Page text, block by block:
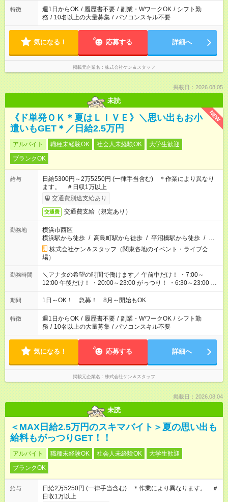
特徴 週1日からOK / 履歴書不要 / 副業・WワークOK / シフト勤
務 / 10名以上の大量募集 / パソコンスキル不要
気になる！ 応募する 詳細へ
掲載元企業名 株式会社ケン＆スタッフ
掲載日：2026.08.05
未読
NEW
《ド単発ＯＫ＊夏はＬＩＶＥ》＼思い出もお小
遣いもGET＊／日給2.5万円
アルバイト 職種未経験OK 社会人未経験OK
大学生歓迎
ブランクOK
給与
日給5300円～2万5250円 (一律手当含む) ＊作業により異なり
ます。 ＃日収1万以上
交通費別途支給あり
交通費 交通費支給（規定あり）
勤務地
横浜市西区
横浜駅から徒歩 / 高島町駅から徒歩 / 平沼橋駅から徒歩 / …
株式会社ケン＆スタッフ（関東各地のイベント・ライブ会
場）
勤務時間
＼アナタの希望の時間で働けます／ 午前中だけ！ ・7:00～
12:00 午後だけ！ ・20:00～23:00 がっつり！ ・6:30～23:00 ・
12:00～21:00 ・16:00～翌8:00 …etc ※時間曜日イベントによ
り異なります。
期間 1日～OK！ 急募！ 8月～開始もOK
特徴 週1日からOK / 履歴書不要 / 副業・WワークOK / シフト勤
務 / 10名以上の大量募集 / パソコンスキル不要
気になる！ 応募する 詳細へ
掲載元企業名 株式会社ケン＆スタッフ
掲載日：2026.08.04
未読
＜MAX日給2.5万円のスキマバイト＞夏の思い出も
給料もがっつりGET！！
アルバイト 職種未経験OK 社会人未経験OK
大学生歓迎
ブランクOK
給与
日給2万5250円 (一律手当含む) ＊作業により異なります。 ＃
日収1万以上